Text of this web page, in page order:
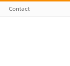
Contact